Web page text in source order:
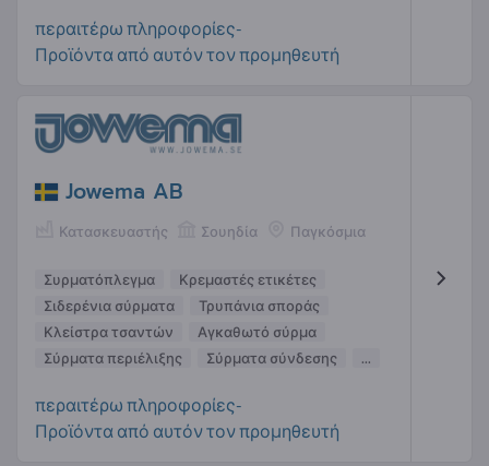
περαιτέρω πληροφορίες-
Προϊόντα από αυτόν τον προμηθευτή
Jowema AB
Κατασκευαστής Σουηδία Παγκόσμια
Συρματόπλεγμα
Κρεμαστές ετικέτες
Σιδερένια σύρματα
Τρυπάνια σποράς
Κλείστρα τσαντών
Αγκαθωτό σύρμα
Σύρματα περιέλιξης
Σύρματα σύνδεσης ...
περαιτέρω πληροφορίες-
Προϊόντα από αυτόν τον προμηθευτή